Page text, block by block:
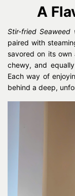
A
Stir-fried Seaweed
paired with
savored on its
chewy, and
Each way of
behind a deep,